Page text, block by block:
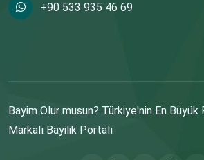
+90 533 935 46 69
Bayim Olur musun? Türkiye'nin En Büyük
Markalı Bayilik Portalı